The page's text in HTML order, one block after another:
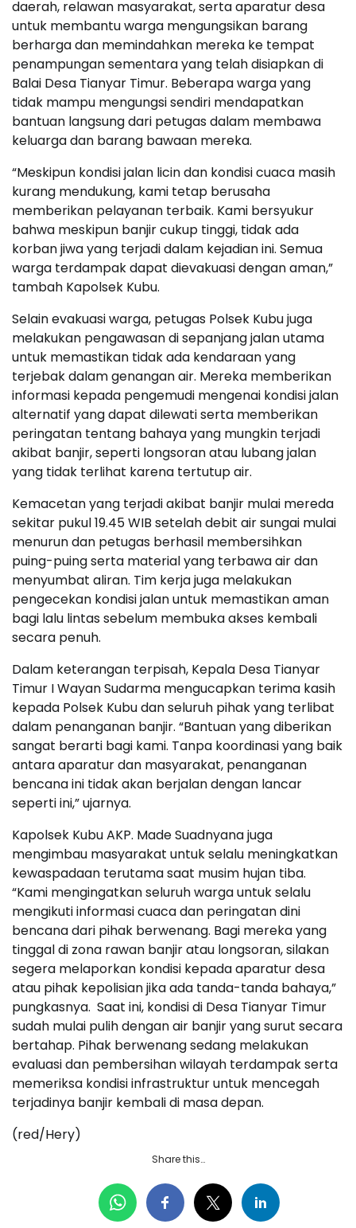
daerah, relawan masyarakat, serta aparatur desa
untuk membantu warga mengungsikan barang
berharga dan memindahkan mereka ke tempat
penampungan sementara yang telah disiapkan di
Balai Desa Tianyar Timur. Beberapa warga yang
tidak mampu mengungsi sendiri mendapatkan
bantuan langsung dari petugas dalam membawa
keluarga dan barang bawaan mereka.
“Meskipun kondisi jalan licin dan kondisi cuaca masih
kurang mendukung, kami tetap berusaha
memberikan pelayanan terbaik. Kami bersyukur
bahwa meskipun banjir cukup tinggi, tidak ada
korban jiwa yang terjadi dalam kejadian ini. Semua
warga terdampak dapat dievakuasi dengan aman,”
tambah Kapolsek Kubu.
Selain evakuasi warga, petugas Polsek Kubu juga
melakukan pengawasan di sepanjang jalan utama
untuk memastikan tidak ada kendaraan yang
terjebak dalam genangan air. Mereka memberikan
informasi kepada pengemudi mengenai kondisi jalan
alternatif yang dapat dilewati serta memberikan
peringatan tentang bahaya yang mungkin terjadi
akibat banjir, seperti longsoran atau lubang jalan
yang tidak terlihat karena tertutup air.
Kemacetan yang terjadi akibat banjir mulai mereda
sekitar pukul 19.45 WIB setelah debit air sungai mulai
menurun dan petugas berhasil membersihkan
puing-puing serta material yang terbawa air dan
menyumbat aliran. Tim kerja juga melakukan
pengecekan kondisi jalan untuk memastikan aman
bagi lalu lintas sebelum membuka akses kembali
secara penuh.
Dalam keterangan terpisah, Kepala Desa Tianyar
Timur I Wayan Sudarma mengucapkan terima kasih
kepada Polsek Kubu dan seluruh pihak yang terlibat
dalam penanganan banjir. “Bantuan yang diberikan
sangat berarti bagi kami. Tanpa koordinasi yang baik
antara aparatur dan masyarakat, penanganan
bencana ini tidak akan berjalan dengan lancar
seperti ini,” ujarnya.
Kapolsek Kubu AKP. Made Suadnyana juga
mengimbau masyarakat untuk selalu meningkatkan
kewaspadaan terutama saat musim hujan tiba.
“Kami mengingatkan seluruh warga untuk selalu
mengikuti informasi cuaca dan peringatan dini
bencana dari pihak berwenang. Bagi mereka yang
tinggal di zona rawan banjir atau longsoran, silakan
segera melaporkan kondisi kepada aparatur desa
atau pihak kepolisian jika ada tanda-tanda bahaya,”
pungkasnya. Saat ini, kondisi di Desa Tianyar Timur
sudah mulai pulih dengan air banjir yang surut secara
bertahap. Pihak berwenang sedang melakukan
evaluasi dan pembersihan wilayah terdampak serta
memeriksa kondisi infrastruktur untuk mencegah
terjadinya banjir kembali di masa depan.
(red/Hery)
Share this…